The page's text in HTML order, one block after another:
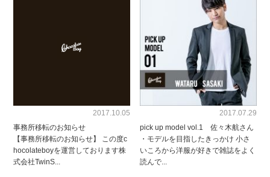
2017.10.05
事務所移転のお知らせ
【事務所移転のお知らせ】 この度c
hocolateboyを運営しております株
式会社TwinS...
2017.07.29
pick up model vol.1 佐々木航さん
・モデルを目指したきっかけ 小さ
いころから洋服が好きで雑誌をよく
読んで...